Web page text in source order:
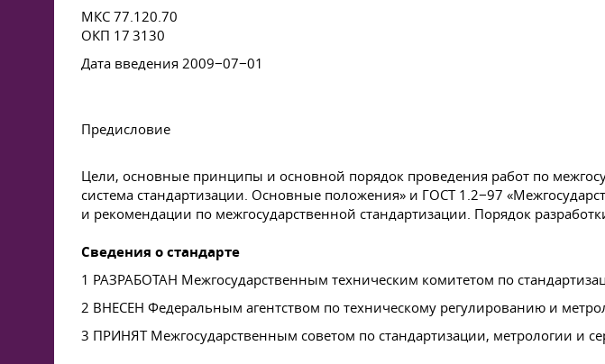
МКС 77.120.70
ОКП 17 3130
Дата введения 2009−07−01
Предисловие
Цели, основные принципы и основной порядок проведения работ по
система стандартизации. Основные положения» и ГОСТ 1 .2−97
и рекомендации по межгосударственной стандартизации. Порядок
Сведения о стандарте
1 РАЗРАБОТАН Межгосударственным техническим комитетом по
2 ВНЕСЕН Федеральным агентством по техническому регулированию и
3 ПРИНЯТ Межгосударственным советом по стандартизации, метрологии и